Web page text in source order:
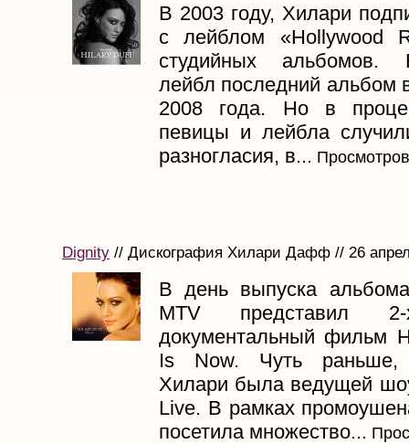
В 2003 году, Хилари
с лейблом «Hollywood
студийных альбомов.
лейбл последний альбом
2008 года. Но в
певицы и лейбла
разногласия, в...
Dignity // Дискография Хилари Дафф // 26
В день выпуска
MTV представил
документальный фильм
Is Now. Чуть раньше,
Хилари была ведущей
Live. В рамках
посетила множество...